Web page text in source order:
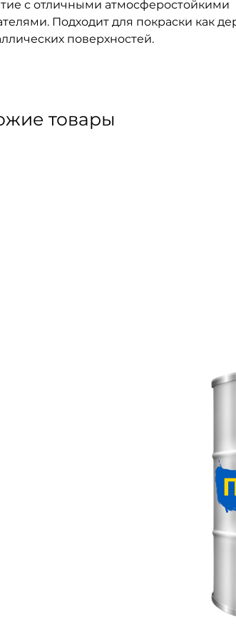
с отличными атмосферостойкими
Подходит для покраски как
поверхностей.
товары